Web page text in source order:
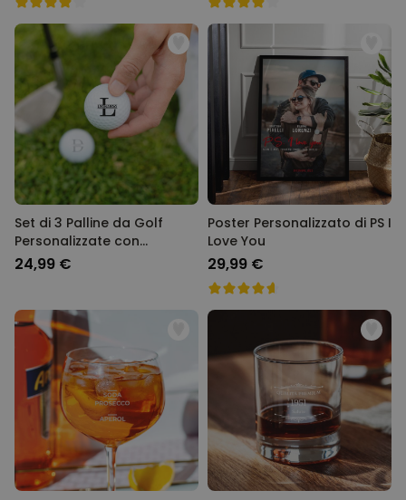
Set di 3 Palline da Golf
Personalizzate con
Monogramma
24,99 €
Poster Personalizzato di PS I
Love You
29,99 €